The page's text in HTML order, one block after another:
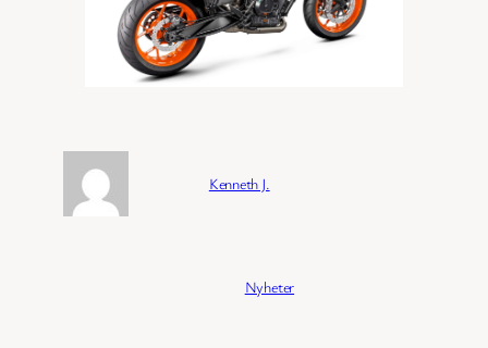
Kenneth J.
Nyheter